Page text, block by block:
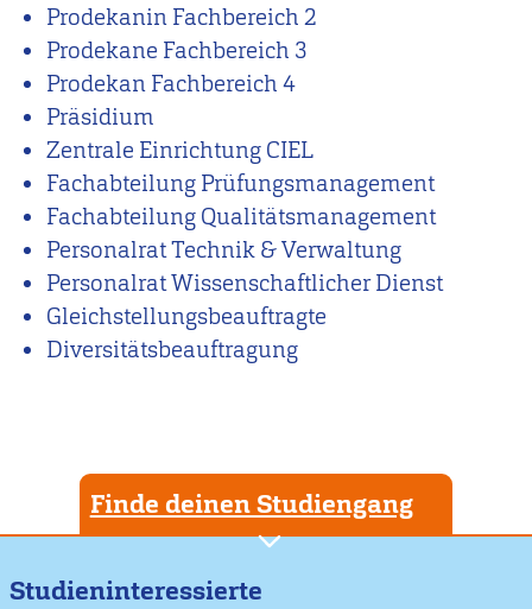
Prodekanin Fachbereich 2
Prodekane Fachbereich 3
Prodekan Fachbereich 4
Präsidium
Zentrale Einrichtung CIEL
Fachabteilung Prüfungsmanagement
Fachabteilung Qualitätsmanagement
Personalrat Technik & Verwaltung
Personalrat Wissenschaftlicher Dienst
Gleichstellungsbeauftragte
Diversitätsbeauftragung
Finde deinen Studiengang
Studieninteressierte